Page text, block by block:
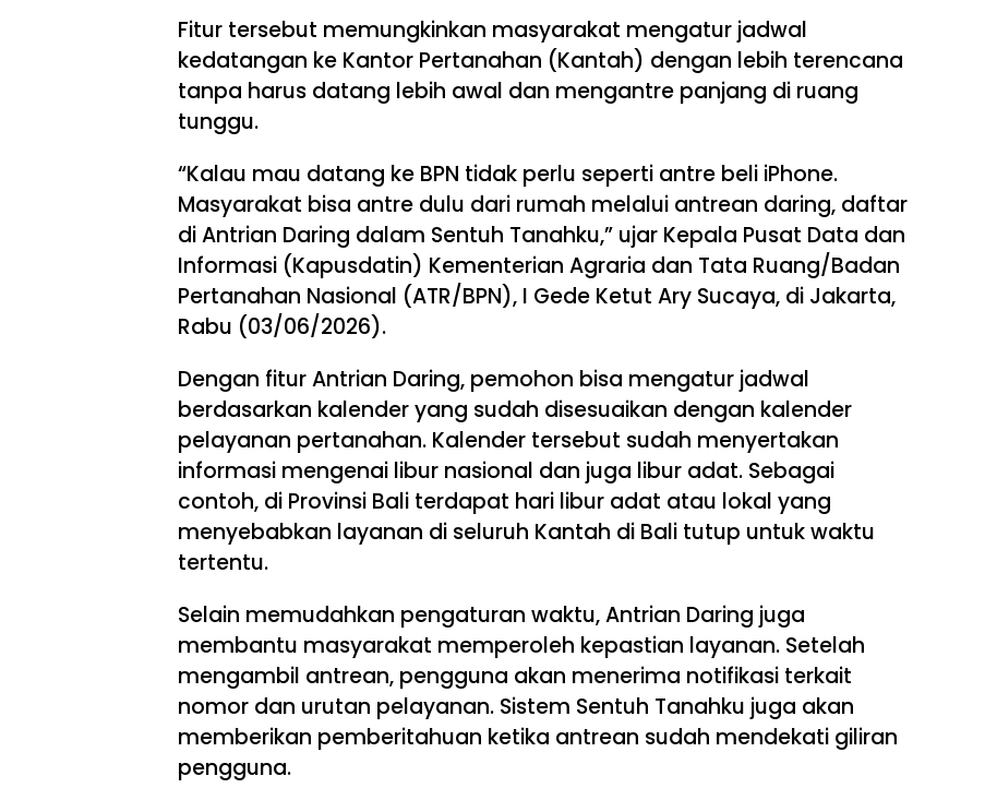
Fitur tersebut memungkinkan masyarakat mengatur jadwal
kedatangan ke Kantor Pertanahan (Kantah) dengan lebih terencana
tanpa harus datang lebih awal dan mengantre panjang di ruang
tunggu.
“Kalau mau datang ke BPN tidak perlu seperti antre beli iPhone.
Masyarakat bisa antre dulu dari rumah melalui antrean daring, daftar
di Antrian Daring dalam Sentuh Tanahku,” ujar Kepala Pusat Data dan
Informasi (Kapusdatin) Kementerian Agraria dan Tata Ruang/Badan
Pertanahan Nasional (ATR/BPN), I Gede Ketut Ary Sucaya, di Jakarta,
Rabu (03/06/2026).
Dengan fitur Antrian Daring, pemohon bisa mengatur jadwal
berdasarkan kalender yang sudah disesuaikan dengan kalender
pelayanan pertanahan. Kalender tersebut sudah menyertakan
informasi mengenai libur nasional dan juga libur adat. Sebagai
contoh, di Provinsi Bali terdapat hari libur adat atau lokal yang
menyebabkan layanan di seluruh Kantah di Bali tutup untuk waktu
tertentu.
Selain memudahkan pengaturan waktu, Antrian Daring juga
membantu masyarakat memperoleh kepastian layanan. Setelah
mengambil antrean, pengguna akan menerima notifikasi terkait
nomor dan urutan pelayanan. Sistem Sentuh Tanahku juga akan
memberikan pemberitahuan ketika antrean sudah mendekati giliran
pengguna.